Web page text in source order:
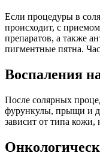
Если процедуры в
происходит, с
препаратов, а также
пигментные пятна.
Воспаления
После солярных
фурункулы, прыщи и
зависит от типа кожи,